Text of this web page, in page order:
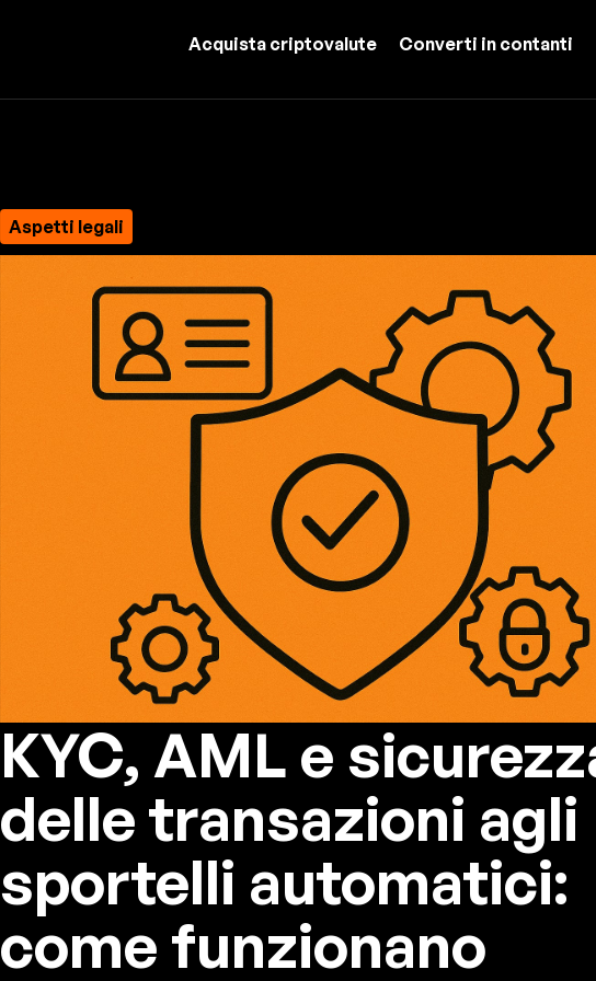
Acquista criptovalute Converti in contanti
Aspetti legali
KYC, AML e
delle transazioni agli
sportelli automatici:
come funzionano